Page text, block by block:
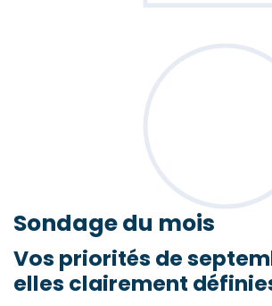
Sondagedu mois
Vos priorités de
elles clairement